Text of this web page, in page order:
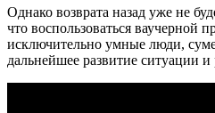
Однако возврата назад уже не
что воспользоваться ваучерной
исключительно умные люди,
дальнейшее развитие ситуации и